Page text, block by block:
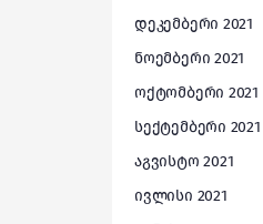
დეკემბერი 2021
ნოემბერი 2021
ოქტომბერი 2021
სექტემბერი 2021
აგვისტო 2021
ივლისი 2021